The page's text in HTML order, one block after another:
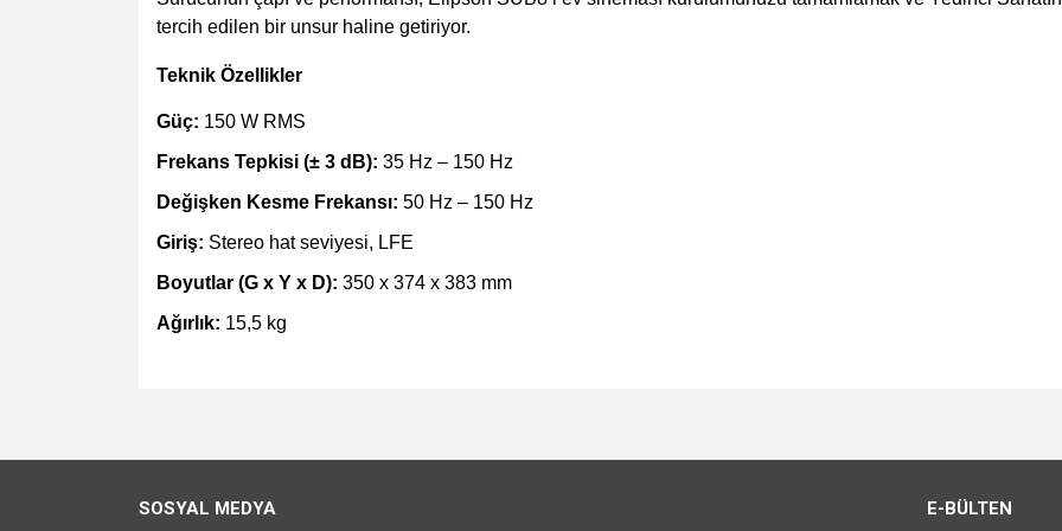
tercih edilen bir unsur haline getiriyor.
Teknik Özellikler
Güç: 150 W RMS
Frekans Tepkisi (± 3 dB): 35 Hz – 150 Hz
Değişken Kesme Frekansı: 50 Hz – 150 Hz
Giriş: Stereo hat seviyesi, LFE
Boyutlar (G x Y x D): 350 x 374 x 383 mm
Ağırlık: 15,5 kg
Ürün açıklamasında eksik bilgiler bulunuyor.
SOSYAL MEDYA E-BÜLTEN